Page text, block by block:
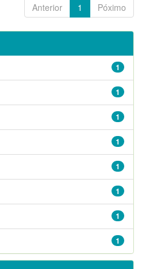
Anterior 1 Póximo
1
1
1
1
1
1
1
1